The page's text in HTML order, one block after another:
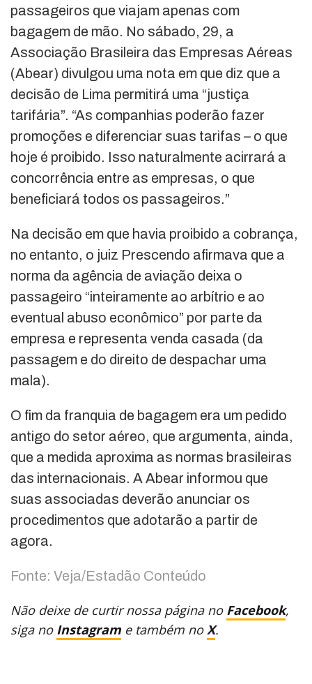
passageiros que viajam apenas com
bagagem de mão. No sábado, 29, a
Associação Brasileira das Empresas Aéreas
(Abear) divulgou uma nota em que diz que a
decisão de Lima permitirá uma “justiça
tarifária”. “As companhias poderão fazer
promoções e diferenciar suas tarifas – o que
hoje é proibido. Isso naturalmente acirrará a
concorrência entre as empresas, o que
beneficiará todos os passageiros.”
Na decisão em que havia proibido a cobrança,
no entanto, o juiz Prescendo afirmava que a
norma da agência de aviação deixa o
passageiro “inteiramente ao arbítrio e ao
eventual abuso econômico” por parte da
empresa e representa venda casada (da
passagem e do direito de despachar uma
mala).
O fim da franquia de bagagem era um pedido
antigo do setor aéreo, que argumenta, ainda,
que a medida aproxima as normas brasileiras
das internacionais. A Abear informou que
suas associadas deverão anunciar os
procedimentos que adotarão a partir de
agora.
Fonte: Veja/Estadão Conteúdo
Não deixe de curtir nossa página no Facebook,
siga no Instagram e também noX.